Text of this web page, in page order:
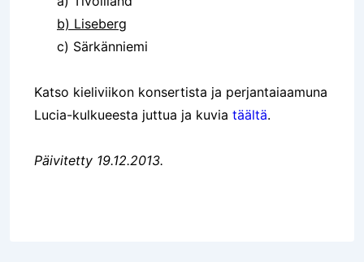
b) Liseberg
c) Särkänniemi
Katso kieliviikon konsertista ja perjantaiaamuna
Lucia-kulkueesta juttua ja kuvia täältä.
Päivitetty 19.12.2013.